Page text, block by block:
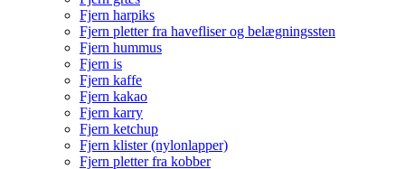
Fjern harpiks
Fjern pletter fra havefliser og belægningssten
Fjern hummus
Fjern is
Fjern kaffe
Fjern kakao
Fjern karry
Fjern ketchup
Fjern klister (nylonlapper)
Fjern pletter fra kobber